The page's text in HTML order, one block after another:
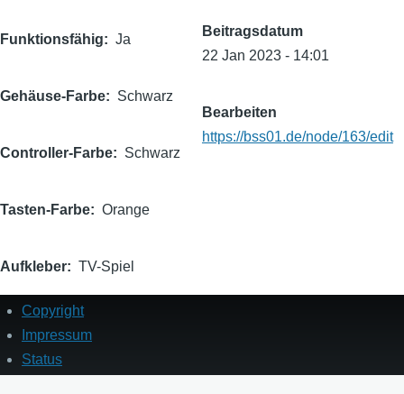
Funktionsfähig Ja
Gehäuse-Farbe Schwarz
Controller-Farbe Schwarz
Tasten-Farbe Orange
Aufkleber TV-Spiel
Beitragsdatum
22 Jan 2023 - 14:01
Bearbeiten
https://bss01.de/node/163/edit
Fußzeile
Copyright
Impressum
Status